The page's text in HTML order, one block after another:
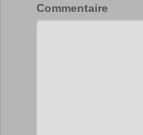
Commentaire